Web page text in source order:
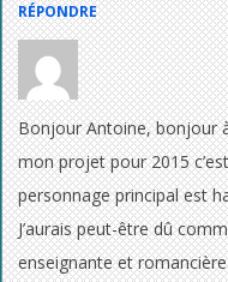
RÉPONDRE
Bonjour Antoine, bonjour
mon projet pour 2015
personnage principal est
J’aurais peut-être dû
enseignante et